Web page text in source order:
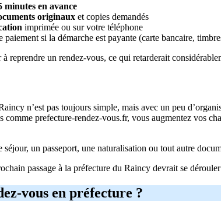
minutes en avance
originaux et copies demandés
imprimée ou sur votre téléphone
paiement si la démarche est payante (carte bancaire,
reprendre un rendez-vous, ce qui retarderait
n’est pas toujours simple, mais avec un peu
comme prefecture-rendez-vous.fr, vous augmentez vos
un passeport, une naturalisation ou tout autre
passage à la préfecture du Raincy devrait se
vous en préfecture ?